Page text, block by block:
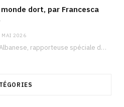
dort, par Francesca
MAI 2026
Francesca Albanese, rapporteuse spéciale de l’ONU sur les territoires palestiniens occupés, était à Tunis pour…